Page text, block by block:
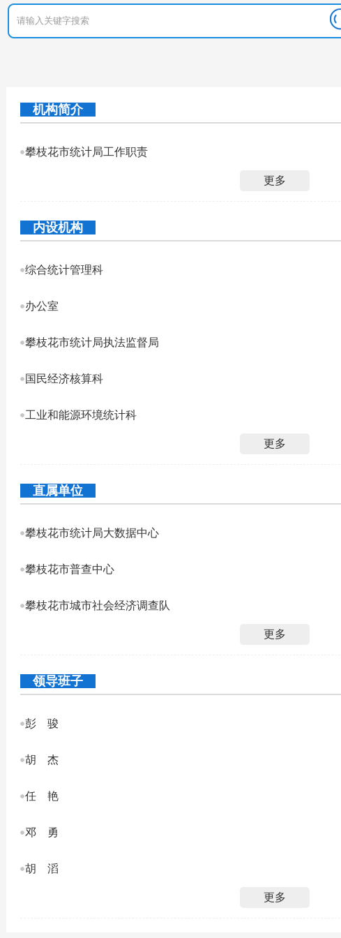
机构简介
攀枝花市统计局工作职责
更多
内设机构
综合统计管理科
办公室
攀枝花市统计局执法监督局
国民经济核算科
工业和能源环境统计科
更多
直属单位
攀枝花市统计局大数据中心
攀枝花市普查中心
攀枝花市城市社会经济调查队
更多
领导班子
彭 骏
胡 杰
任 艳
邓 勇
胡 滔
更多